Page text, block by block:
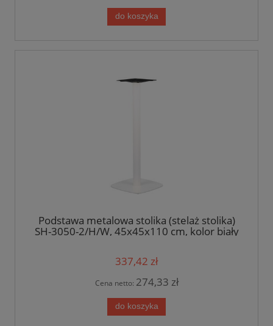
do koszyka
Podstawa metalowa stolika (stelaż stolika)
SH-3050-2/H/W, 45x45x110 cm, kolor biały
337,42 zł
Cena netto: 274,33 zł
do koszyka